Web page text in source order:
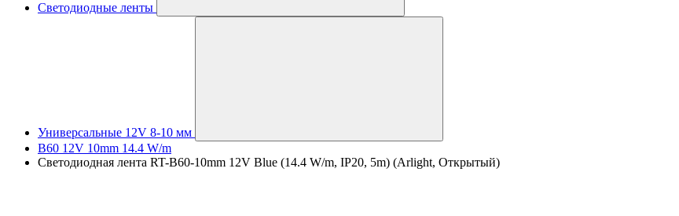
Светодиодные ленты
Универсальные 12V 8-10 мм
B60 12V 10mm 14.4 W/m
Светодиодная лента RT-B60-10mm 12V Blue (14.4 W/m, IP20, 5m) (Arlight, Открытый)